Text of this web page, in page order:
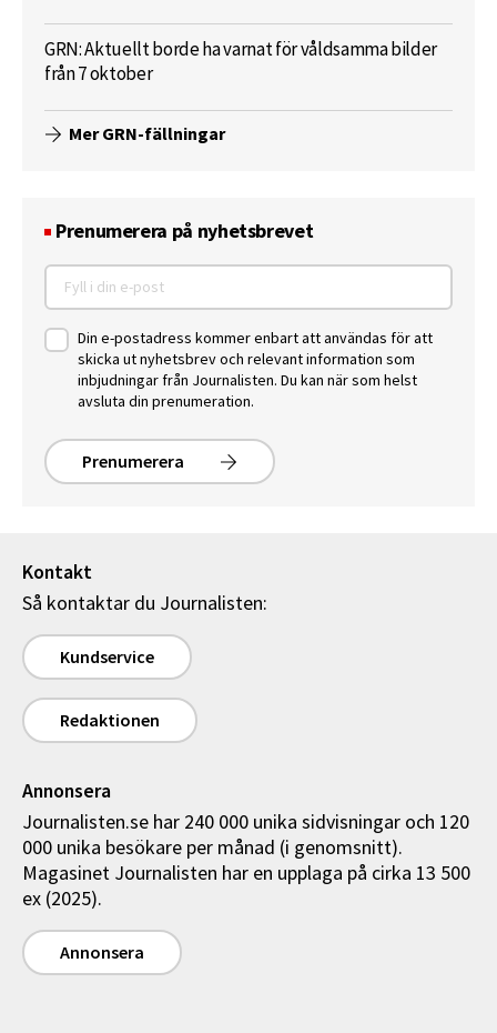
GRN: Aktuellt borde ha varnat för våldsamma bilder
från 7 oktober
Mer GRN-fällningar
Prenumerera på nyhetsbrevet
Din e-postadress kommer enbart att användas för att
skicka ut nyhetsbrev och relevant information som
inbjudningar från Journalisten. Du kan när som helst
avsluta din prenumeration.
Prenumerera
Kontakt
Så kontaktar du Journalisten:
Kundservice
Redaktionen
Annonsera
Journalisten.se har 240 000 unika sidvisningar och 120
000 unika besökare per månad (i genomsnitt).
Magasinet Journalisten har en upplaga på cirka 13 500
ex (2025).
Annonsera